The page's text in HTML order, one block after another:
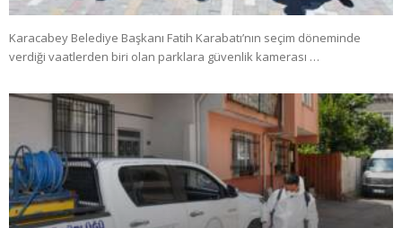
Karacabey Belediye Başkanı Fatih Karabatı’nın seçim döneminde
verdiği vaatlerden biri olan parklara güvenlik kamerası …